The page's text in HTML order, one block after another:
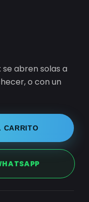
abren solas a
o con un
CARRITO